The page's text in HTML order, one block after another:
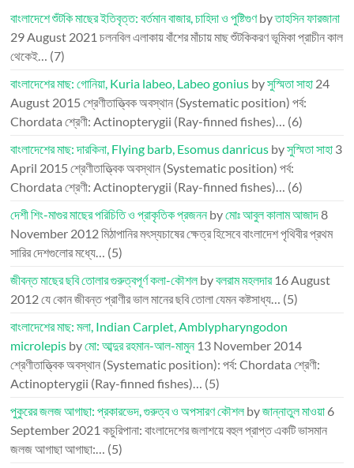
বাংলাদেশে শুঁটকি মাছের ইতিবৃত্ত: বর্তমান বাজার, চাহিদা ও পুষ্টিগুণbyতাহসিন ফারজানা
29 August 2021 চলনবিল এলাকায় বাঁশের মাঁচায় মাছ শুঁটকিকরণ ভূমিকা প্রাচীন কাল
থেকেই… (7)
বাংলাদেশের মাছ: গোনিয়া, Kuria labeo, Labeo gonius byসুস্মিতা সাহা 24
August 2015 শ্রেণীতাত্ত্বিক অবস্থান (Systematic position) পর্ব:
Chordata শ্রেণী: Actinopterygii (Ray-finned fishes)… (6)
বাংলাদেশের মাছ: দারকিনা, Flying barb, Esomus danricus byসুস্মিতা সাহা 3
April 2015 শ্রেণীতাত্ত্বিক অবস্থান (Systematic position) পর্ব:
Chordata শ্রেণী: Actinopterygii (Ray-finned fishes)… (6)
দেশী শিং-মাগুর মাছের পরিচিতি ও প্রাকৃতিক প্রজননbyমোঃ আবুল কালাম আজাদ8
November 2012মিঠাপানির মৎস্যচাষের ক্ষেত্র হিসেবে বাংলাদেশ পৃথিবীর প্রথম
সারির দেশগুলোর মধ্যে… (5)
জীবন্ত মাছের ছবি তোলার গুরুত্বপূর্ণ কলা-কৌশলbyবলরাম মহলদার 16 August
2012যে কোন জীবন্ত প্রাণীর ভাল মানের ছবি তোলা যেমন কষ্টসাধ্য… (5)
বাংলাদেশের মাছ: মলা, Indian Carplet, Amblypharyngodon
microlepis byমো: আব্দুর রহমান-আল-মামুন 13 November 2014
শ্রেণীতাত্ত্বিক অবস্থান (Systematic position): পর্ব: Chordata শ্রেণী:
Actinopterygii (Ray-finned fishes)… (5)
পুকুরের জলজ আগাছা: প্রকারভেদ, গুরুত্ব ও অপসারণ কৌশলbyজান্নাতুল মাওয়া 6
September 2021 কচুরিপানা: বাংলাদেশের জলাশয়ে বহুল প্রাপ্ত একটি ভাসমান
জলজ আগাছা আগাছা:… (5)